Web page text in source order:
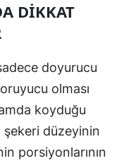
DIKKAT
doyurucu
olması
koyduğu
şekeri düzeyinin
porsiyonlarının